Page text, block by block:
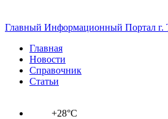
Главный Информационный Портал г.
Главная
Новости
Справочник
Статьи
+28°C